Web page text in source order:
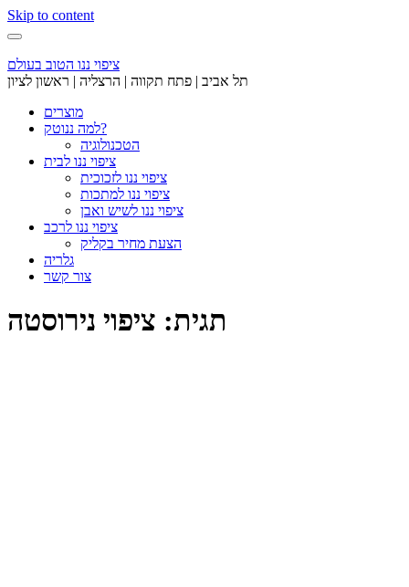
Skip to content
ציפוי ננו הטוב בעולם
תל אביב | פתח תקווה | הרצליה | ראשון לציון
מוצרים
למה ננוטק?
הטכנולוגיה
ציפוי ננו לבית
ציפוי ננו לזכוכית
ציפוי ננו למתכות
ציפוי ננו לשיש ואבן
ציפוי ננו לרכב
הצעת מחיר בקליק
גלריה
צור קשר
תגית: ציפוי נירוסטה